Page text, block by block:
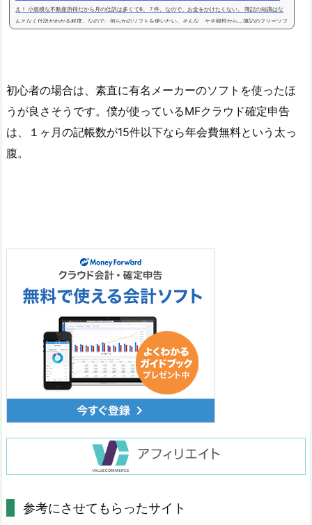
え！ 小規模な不動産所得だから月の仕訳は多くて6、７件。なので、お金をかけたくない。 簿記の知識はな
んとなく仕訳がわかる程度。なので、何らかのソフトを使いたい。そんな ケチ根性から…簿記のフリーソフ
初心者の場合は、素直に有名メーカーのソフトを使ったほ
うが良さそうです。僕が使っているMFクラウド確定申告
は、１ヶ月の記帳数が15件以下なら年会費無料という太っ
腹。
参考にさせてもらったサイト